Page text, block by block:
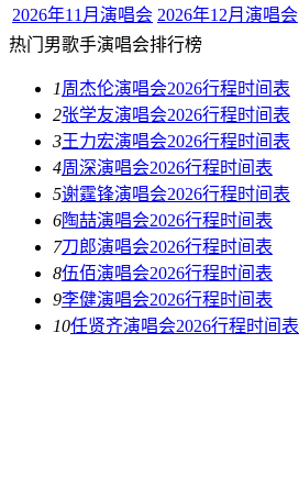
2026年11月演唱会 2026年12月演唱会
热门男歌手演唱会排行榜
1周杰伦演唱会2026行程时间表
2张学友演唱会2026行程时间表
3王力宏演唱会2026行程时间表
4周深演唱会2026行程时间表
5谢霆锋演唱会2026行程时间表
6陶喆演唱会2026行程时间表
7刀郎演唱会2026行程时间表
8伍佰演唱会2026行程时间表
9李健演唱会2026行程时间表
10任贤齐演唱会2026行程时间表